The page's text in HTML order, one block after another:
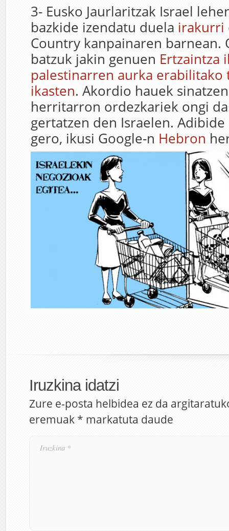
3- Eusko Jaurlaritzak Israel
bazkide izendatu duela irakurri
Country kanpainaren barnean.
batzuk jakin genuen Ertzaintza
palestinarren aurka erabilitako
ikasten. Akordio hauek
herritarron ordezkariek ongi
gertatzen den Israelen.
gero, ikusi Google-n Hebron
Iruzkina idatzi
Zure e-posta helbidea ez da
eremuak * markatuta daude